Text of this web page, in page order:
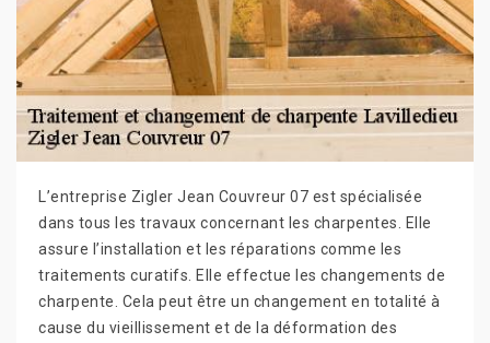
L’entreprise Zigler Jean Couvreur 07 est spécialisée
dans tous les travaux concernant les charpentes. Elle
assure l’installation et les réparations comme les
traitements curatifs. Elle effectue les changements de
charpente. Cela peut être un changement en totalité à
cause du vieillissement et de la déformation des